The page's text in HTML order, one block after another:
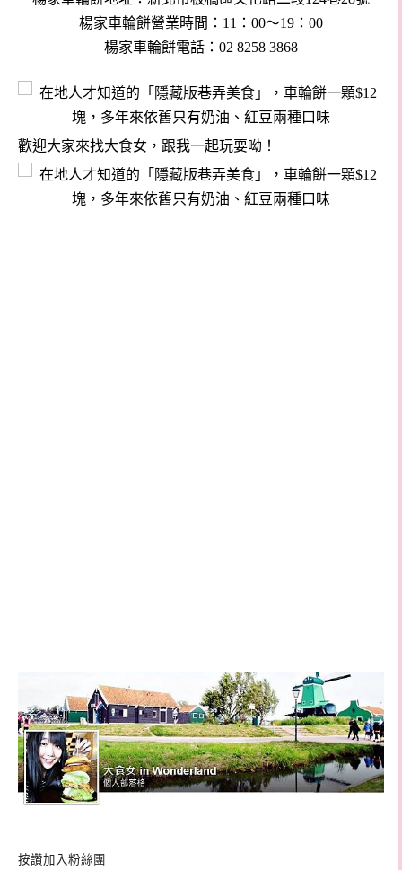
楊家車輪餅營業時間：11：00～19：00
楊家車輪餅電話：02 8258 3868
歡迎大家來找大食女，跟我一起玩耍呦！
按讚加入粉絲團